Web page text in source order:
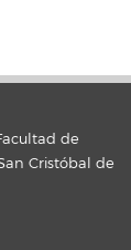
de
Cristóbal de